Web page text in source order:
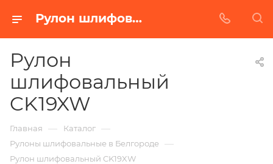
Рулон шлифовальный CK19XW в Белгороде | Купить по недорогой цене от Абразивного Завода
Рулон
шлифовальный
CK19XW
Главная — Каталог —
Рулоны шлифовальные в Белгороде —
Рулон шлифовальный CK19XW